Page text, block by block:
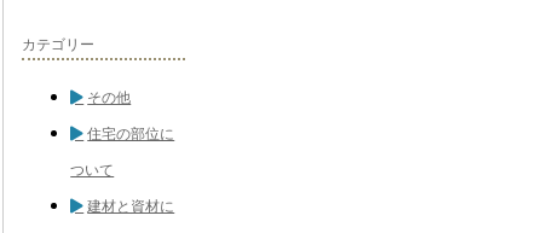
カテゴリー
その他
住宅の部位に
ついて
建材と資材に